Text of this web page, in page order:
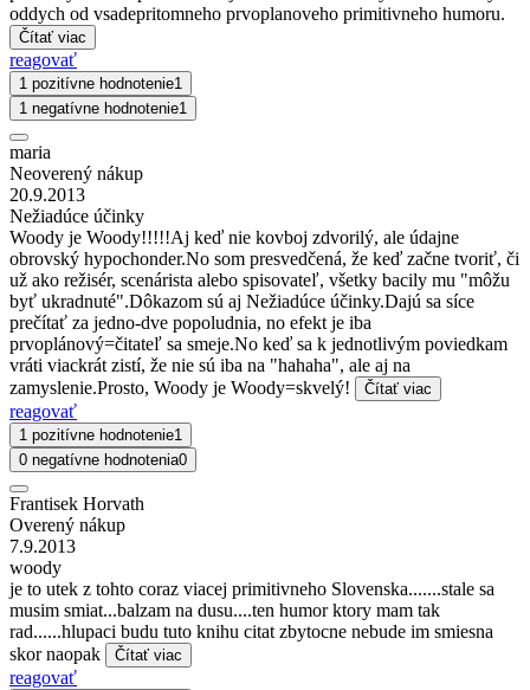
oddych od vsadepritomneho prvoplanoveho primitivneho humoru.
Čítať viac
reagovať
1 pozitívne hodnotenie1
1 negatívne hodnotenie1
maria
Neoverený nákup
20.9.2013
Nežiadúce účinky
Woody je Woody!!!!!Aj keď nie kovboj zdvorilý, ale údajne
obrovský hypochonder.No som presvedčená, že keď začne tvoriť, či
už ako režisér, scenárista alebo spisovateľ, všetky bacily mu "môžu
byť ukradnuté".Dôkazom sú aj Nežiadúce účinky.Dajú sa síce
prečítať za jedno-dve popoludnia, no efekt je iba
prvoplánový=čitateľ sa smeje.No keď sa k jednotlivým poviedkam
vráti viackrát zistí, že nie sú iba na "hahaha", ale aj na
zamyslenie.Prosto, Woody je Woody=skvelý!
Čítať viac
reagovať
1 pozitívne hodnotenie1
0 negatívne hodnotenia0
Frantisek Horvath
Overený nákup
7.9.2013
woody
je to utek z tohto coraz viacej primitivneho Slovenska.......stale sa
musim smiat...balzam na dusu....ten humor ktory mam tak
rad......hlupaci budu tuto knihu citat zbytocne nebude im smiesna
skor naopak
Čítať viac
reagovať